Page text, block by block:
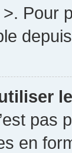
Pour
pas
en